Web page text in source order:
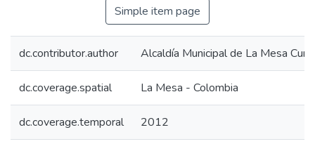
Simple item page
dc.contributor.author Alcaldía Municipal de La Mesa
dc.coverage.spatial La Mesa - Colombia
dc.coverage.temporal 2012